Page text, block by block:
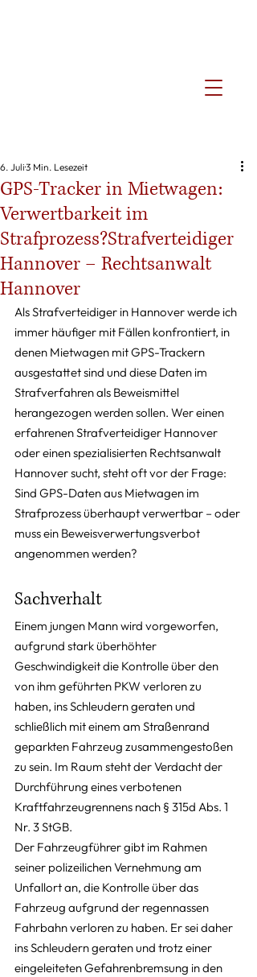
GPS-Tracker in Mietwagen:
Verwertbarkeit im
Strafprozess?Strafverteidiger
Hannover – Rechtsanwalt
Hannover
6. Juli3 Min. Lesezeit
Als Strafverteidiger in Hannover werde ich
immer häufiger mit Fällen konfrontiert, in
denen Mietwagen mit GPS-Trackern
ausgestattet sind und diese Daten im
Strafverfahren als Beweismittel
herangezogen werden sollen. Wer einen
erfahrenen Strafverteidiger Hannover
oder einen spezialisierten Rechtsanwalt
Hannover sucht, steht oft vor der Frage:
Sind GPS-Daten aus Mietwagen im
Strafprozess überhaupt verwertbar – oder
muss ein Beweisverwertungsverbot
angenommen werden?
Sachverhalt
Einem jungen Mann wird vorgeworfen,
aufgrund stark überhöhter
Geschwindigkeit die Kontrolle über den
von ihm geführten PKW verloren zu
haben, ins Schleudern geraten und
schließlich mit einem am Straßenrand
geparkten Fahrzeug zusammengestoßen
zu sein. Im Raum steht der Verdacht der
Durchführung eines verbotenen
Kraftfahrzeugrennens nach § 315d Abs. 1
Nr. 3 StGB.
Der Fahrzeugführer gibt im Rahmen
seiner polizeilichen Vernehmung am
Unfallort an, die Kontrolle über das
Fahrzeug aufgrund der regennassen
Fahrbahn verloren zu haben. Er sei daher
ins Schleudern geraten und trotz einer
eingeleiteten Gefahrenbremsung in den